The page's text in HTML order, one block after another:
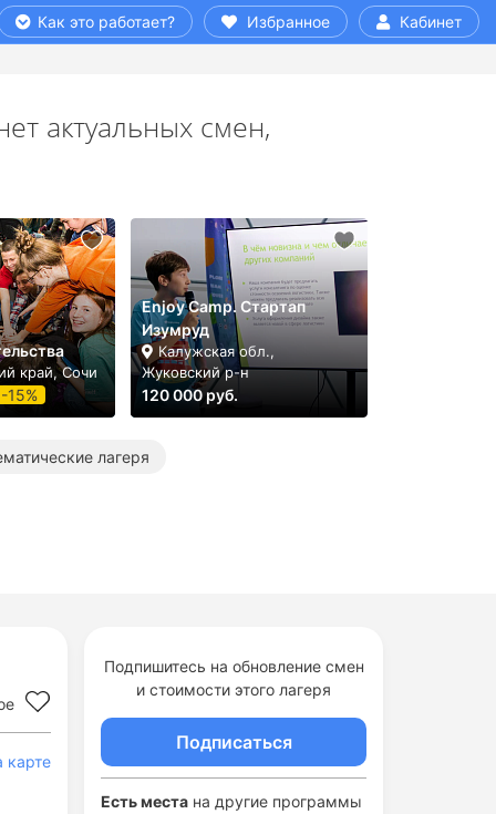
Как это работает? Избранное Кабинет
карте
Подпишитесь на обновление смен
и стоимости этого лагеря
Подписаться
Есть места на другие программы
актуальных смен,
край, Сочи
-15%
Enjoy Camp. Стартап
Изумруд
Калужская обл.,
Жуковский р-н
120 000 руб.
лагеря